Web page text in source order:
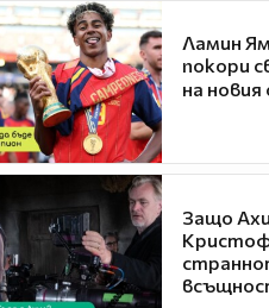
Ламин
покори
на
Защо